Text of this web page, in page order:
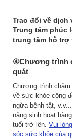
Trao đổi về dịch
Trung tâm phúc
trung tâm hỗ trợ
④Chương trình
quát
Chương trình chăm
về sức khỏe cộng
ngừa bệnh tật,
năng sinh hoạt
tuổi trở lên. Vui
sóc sức khỏe của